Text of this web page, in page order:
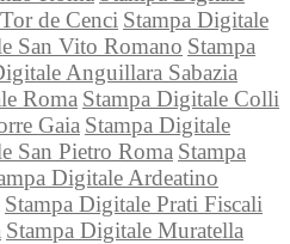
de Cenci Stampa Digitale
San Vito Romano Stampa
Anguillara Sabazia
Roma Stampa Digitale Colli
Gaia Stampa Digitale
San Pietro Roma Stampa
Digitale Ardeatino
Stampa Digitale Prati Fiscali
Stampa Digitale Muratella